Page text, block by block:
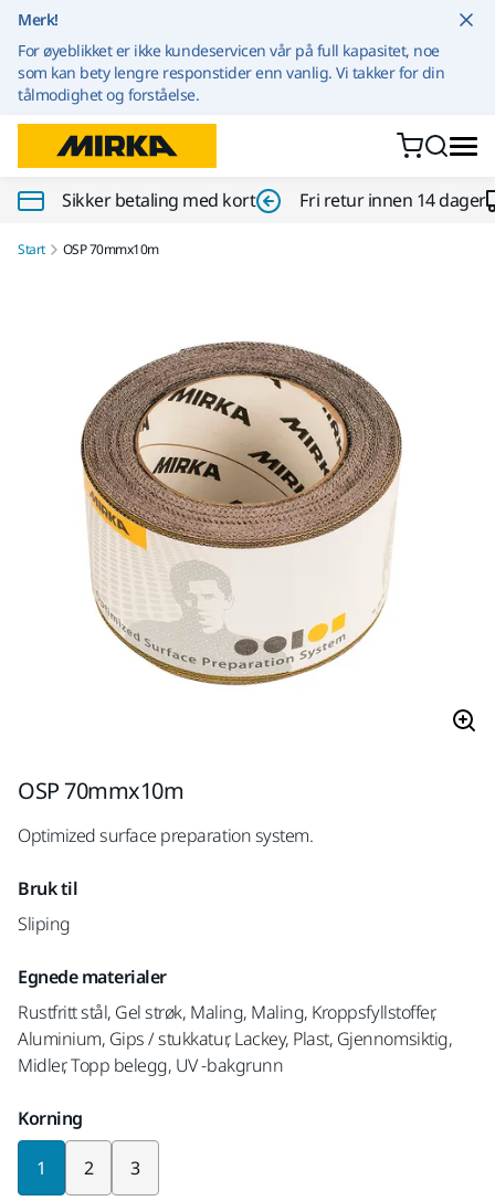
Merk!
For øyeblikket er ikke kundeservicen vår på full kapasitet, noe
som kan bety lengre responstider enn vanlig. Vi takker for din
tålmodighet og forståelse.
Sikker betaling med kort Fri retur innen 14 dager
Start OSP 70mmx10m
OSP 70mmx10m
Optimized surface preparation system.
Bruk til
Sliping
Egnede materialer
Rustfritt stål, Gel strøk, Maling, Maling, Kroppsfyllstoffer,
Aluminium, Gips / stukkatur, Lackey, Plast, Gjennomsiktig,
Midler, Topp belegg, UV -bakgrunn
Korning
1 2 3